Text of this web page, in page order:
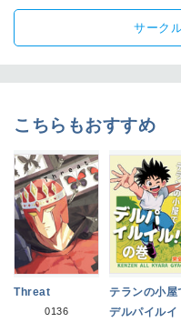
サーク
こちらもおすすめ
Threat
0136
テランの小屋
デルパイルイ